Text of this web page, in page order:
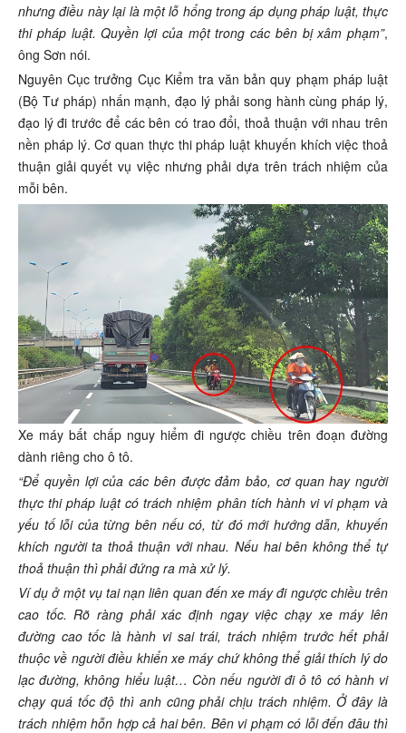
nhưng điều này lại là một lỗ hổng trong áp dụng pháp luật, thực
thi pháp luật. Quyền lợi của một trong các bên bị xâm phạm”,
ông Sơn nói.
Nguyên Cục trưởng Cục Kiểm tra văn bản quy phạm pháp luật
(Bộ Tư pháp) nhấn mạnh, đạo lý phải song hành cùng pháp lý,
đạo lý đi trước để các bên có trao đổi, thoả thuận với nhau trên
nền pháp lý. Cơ quan thực thi pháp luật khuyến khích việc thoả
thuận giải quyết vụ việc nhưng phải dựa trên trách nhiệm của
mỗi bên.
Xe máy bất chấp nguy hiểm đi ngược chiều trên đoạn đường
dành riêng cho ô tô.
“Để quyền lợi của các bên được đảm bảo, cơ quan hay người
thực thi pháp luật có trách nhiệm phân tích hành vi vi phạm và
yếu tố lỗi của từng bên nếu có, từ đó mới hướng dẫn, khuyến
khích người ta thoả thuận với nhau. Nếu hai bên không thể tự
thoả thuận thì phải đứng ra mà xử lý.
Ví dụ ở một vụ tai nạn liên quan đến xe máy đi ngược chiều trên
cao tốc. Rõ ràng phải xác định ngay việc chạy xe máy lên
đường cao tốc là hành vi sai trái, trách nhiệm trước hết phải
thuộc về người điều khiển xe máy chứ không thể giải thích lý do
lạc đường, không hiểu luật… Còn nếu người đi ô tô có hành vi
chạy quá tốc độ thì anh cũng phải chịu trách nhiệm. Ở đây là
trách nhiệm hỗn hợp cả hai bên. Bên vi phạm có lỗi đến đâu thì